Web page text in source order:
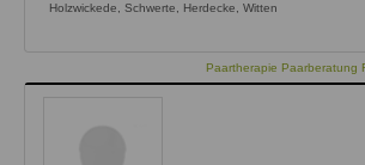
Holzwickede, Schwerte, Herdecke, Witten
Paartherapie Paarberatung